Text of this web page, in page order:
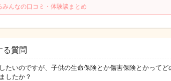
んなの口コミ・体験談まとめ
る質問
たいのですが、子供の生命保険とか傷害保険とかってど
したか？